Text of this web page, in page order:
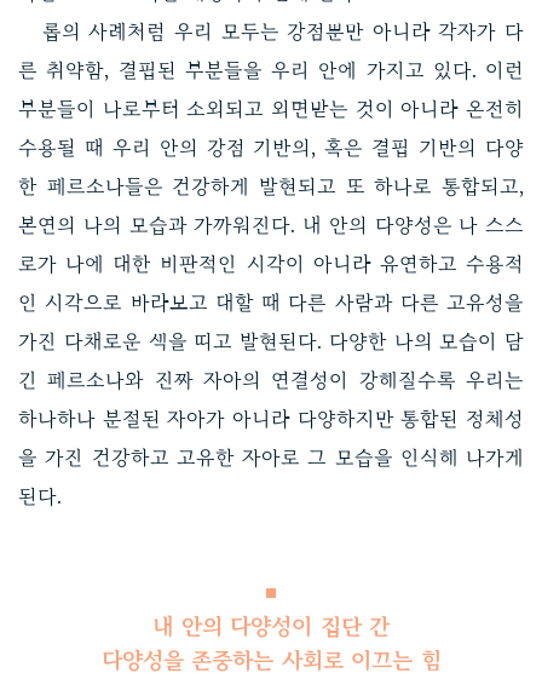
롭의 사례처럼 우리 모두는 강점뿐만 아니라 각자가 다
른 취약함, 결핍된 부분들을 우리 안에 가지고 있다. 이런
부분들이 나로부터 소외되고 외면받는 것이 아니라 온전히
수용될 때 우리 안의 강점 기반의, 혹은 결핍 기반의 다양
한 페르소나들은 건강하게 발현되고 또 하나로 통합되고,
본연의 나의 모습과 가까워진다. 내 안의 다양성은 나 스스
로가 나에 대한 비판적인 시각이 아니라 유연하고 수용적
인 시각으로 바라보고 대할 때 다른 사람과 다른 고유성을
가진 다채로운 색을 띠고 발현된다. 다양한 나의 모습이 담
긴 페르소나와 진짜 자아의 연결성이 강해질수록 우리는
하나하나 분절된 자아가 아니라 다양하지만 통합된 정체성
을 가진 건강하고 고유한 자아로 그 모습을 인식해 나가게
된다.
내 안의 다양성이 집단 간
다양성을 존중하는 사회로 이끄는 힘